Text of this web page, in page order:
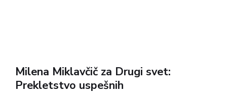
Milena Miklavčič za Drugi svet:
Prekletstvo uspešnih